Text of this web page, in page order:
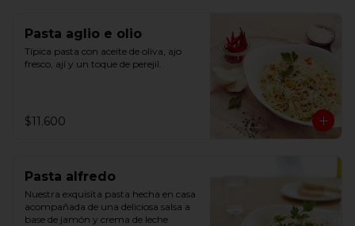
Pasta aglio e olio
Típica pasta con aceite de oliva, ajo
fresco, ají y un toque de perejil.
$11.600
Pasta alfredo
Nuestra exquisita pasta hecha en casa
acompañada de una deliciosa salsa a
base de jamón y crema de leche